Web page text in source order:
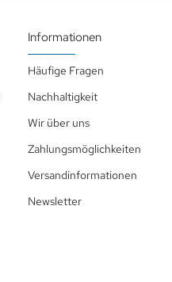
Informationen
Häufige Fragen
Nachhaltigkeit
Wir über uns
Zahlungsmöglichkeiten
Versandinformationen
Newsletter